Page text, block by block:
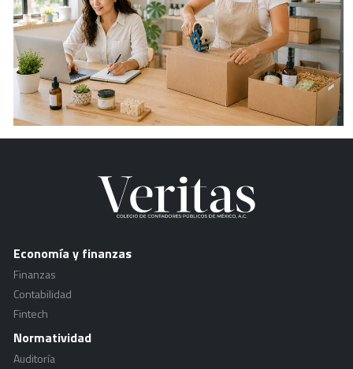
Economía y finanzas
Finanzas
Contabilidad
Fintech
Normatividad
Auditoría